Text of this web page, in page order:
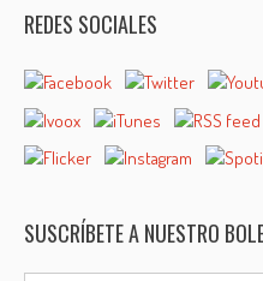
REDES SOCIALES
SUSCRÍBETE A NUESTRO